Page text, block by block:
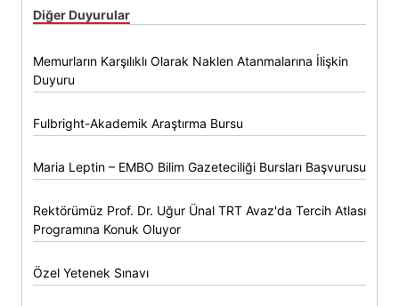
Diğer Duyurular
Memurların Karşılıklı Olarak Naklen Atanmalarına İlişkin
Duyuru
Fulbright-Akademik Araştırma Bursu
Maria Leptin – EMBO Bilim Gazeteciliği Bursları Başvurusu
Rektörümüz Prof. Dr. Uğur Ünal TRT Avaz'da Tercih Atlası
Programına Konuk Oluyor
Özel Yetenek Sınavı